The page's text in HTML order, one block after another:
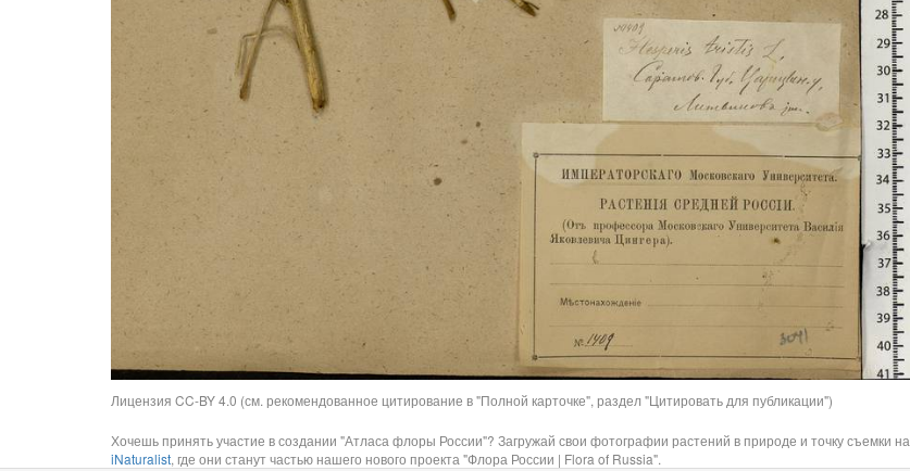
Лицензия CC-BY 4.0 (см. рекомендованное цитирование в "Полной карточке", раздел "Цитировать для публикации")
Хочешь принять участие в создании "Атласа флоры России"? Загружай свои фотографии растений в природе и точку съемки на
iNaturalist, где они станут частью нашего нового проекта "Флора России | Flora of Russia".